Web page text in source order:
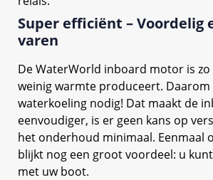
Super efficiënt – Voordelig
varen
De WaterWorld inboard motor is
weinig warmte produceert. Daarom
waterkoeling nodig! Dat maakt de
eenvoudiger, is er geen kans op
het onderhoud minimaal. Eenmaal
blijkt nog een groot voordeel: u
met uw boot.